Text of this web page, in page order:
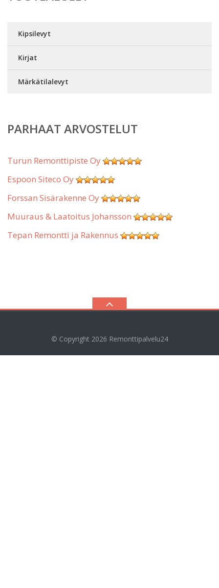
Kipsilevyt
Kirjat
Märkätilalevyt
PARHAAT ARVOSTELUT
Turun Remonttipiste Oy
Espoon Siteco Oy
Forssan Sisärakenne Oy
Muuraus & Laatoitus Johansson
Tepan Remontti ja Rakennus
© Copyright 2026 Remonttipalvelu24